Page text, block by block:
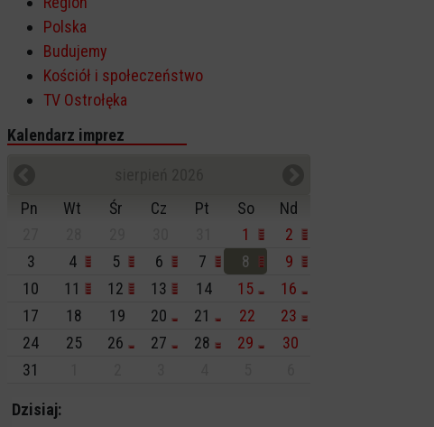
Polska
Budujemy
Kościół i społeczeństwo
TV Ostrołęka
Kalendarz imprez
Pn
Wt Śr Cz Pt So
Nd
1
2
3
4 5 6 7 8
9
10
11 12 13 14 15
16
17
18 19 20 21 22
23
24
25 26 27 28 29
30
31
Dzisiaj: